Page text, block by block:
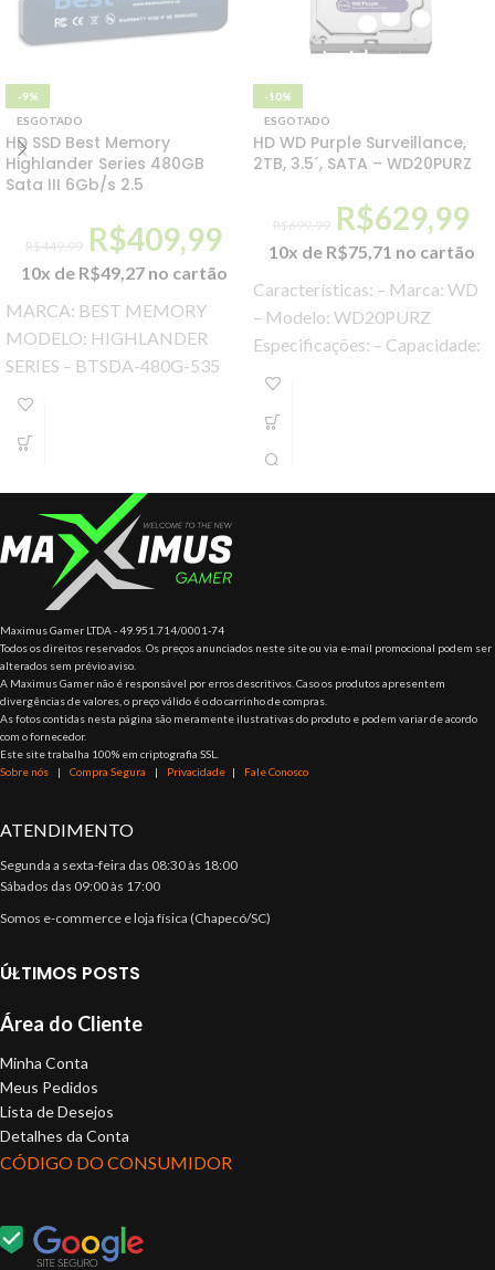
-9%
ESGOTADO
HD SSD Best Memory
Highlander Series 480GB
Sata III 6Gb/s 2.5
R$449,99 R$409,99
10x de R$49,27 no cartão
MARCA: BEST MEMORY
MODELO: HIGHLANDER
SERIES – BTSDA-480G-535
Ssd Best Memory Highlander
Grav. 435 Mb/s,
-10%
ESGOTADO
HD WD Purple Surveillance,
2TB, 3.5´, SATA – WD20PURZ
R$699,99 R$629,99
10x de R$75,71 no cartão
Características: – Marca: WD
– Modelo: WD20PURZ
Especificações: – Capacidade:
2TB – Fator de forma: 3.5
Maximus Gamer LTDA - 49.951.714/0001-74
Todos os direitos reservados. Os preços anunciados neste site ou via e-mail promocional podem ser
alterados sem prévio aviso.
A Maximus Gamer não é responsável por erros descritivos. Caso os produtos apresentem
divergências de valores, o preço válido é o do carrinho de compras.
As fotos contidas nesta página são meramente ilustrativas do produto e podem variar de acordo
com o fornecedor.
Este site trabalha 100% em criptografia SSL.
Sobre nós | Compra Segura | Privacidade | Fale Conosco
ATENDIMENTO
Segunda a sexta-feira das 08:30 às 18:00
Sábados das 09:00 às 17:00
Somos e-commerce e loja física (Chapecó/SC)
ÚLTIMOS POSTS
Área do Cliente
Minha Conta
Meus Pedidos
Lista de Desejos
Detalhes da Conta
CÓDIGO DO CONSUMIDOR